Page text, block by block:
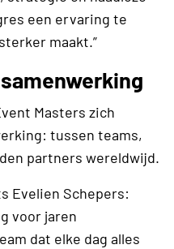
een ervaring te
maakt.”
Masters zich
tussen teams,
partners wereldwijd.
Evelien Schepers:
voor jaren
dat elke dag alles